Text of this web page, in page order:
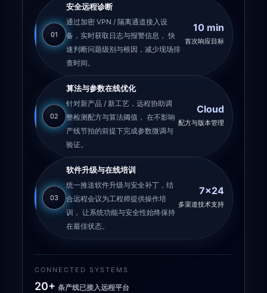
01
安全远程诊断
通过加密 VPN / 隔离通道接入设
备，实时获取日志与报警信息， 快
速判断问题级别与根因，减少现场排
查时间。
10 min
首次响应目标
02
算法与参数在线优化
针对新产品 / 新工艺，远程协助调
整检测配方与算法阈值， 在不影响
产线节拍的前提下完成参数微调与
验证。
Cloud
配方与版本管理
03
软件升级与在线培训
统一推送软件升级与安全补丁，结
合远程会议为工程师提供操作培
训， 让系统功能与安全性始终保持
在最佳状态。
7×24
多渠道技术支持
CONNECTED SYSTEMS
20+ 条产线已接入远程平台